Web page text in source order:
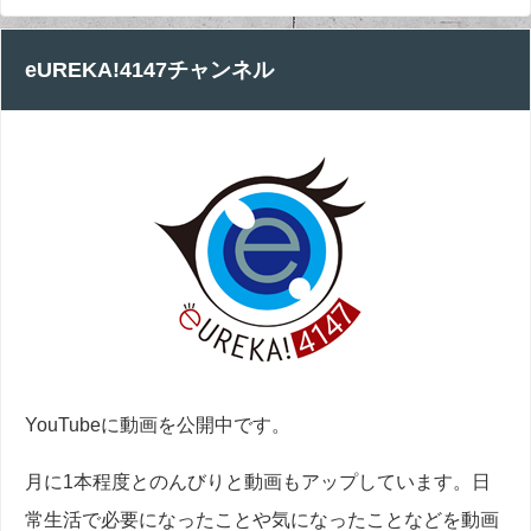
eUREKA!4147チャンネル
YouTubeに動画を公開中です。
月に1本程度とのんびりと動画もアップしています。日
常生活で必要になったことや気になったことなどを動画